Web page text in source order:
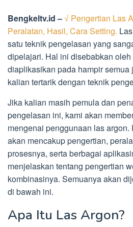
Bengkeltv.id – √ Pengertian Las
Peralatan, Hasil, Cara Setting.
satu teknik pengelasan yang
dipelajari. Hal ini disebabkan
diaplikasikan pada hampir semua
kalian tertarik dengan teknik
Jika kalian masih pemula dan
pengelasan ini, kami akan
mengenai penggunaan las
akan mencakup pengertian,
prosesnya, serta berbagai
menjelaskan tentang pengertian
kombinasinya. Semuanya akan
di bawah ini.
Apa Itu Las Argon?